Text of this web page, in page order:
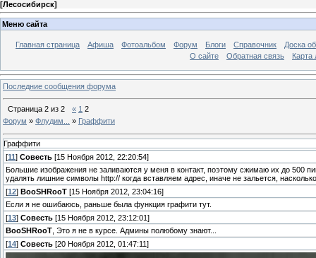
[Лесосибирск]
Меню сайта
Главная страница Афиша Фотоальбом Форум Блоги Справочник
Доска
О сайте
Обратная связь Карта
Последние сообщения форума
Страница 2 из 2 « 1 2
Форум » Флудим... » Граффити
Граффити
[11] Совесть [15 Ноября 2012, 22:20:54]
Большие изображения не заливаются у меня в контакт, поэтому сжимаю их до 500
удалять лишние символы http:// когда вставляем адрес, иначе не зальется,
[12] BooSHRooT [15 Ноября 2012, 23:04:16]
Если я не ошибаюсь, раньше была функция графити тут.
[13] Совесть [15 Ноября 2012, 23:12:01]
BooSHRooT , Это я не в курсе. Админы полюбому знают...
[14] Совесть [20 Ноября 2012, 01:47:11]